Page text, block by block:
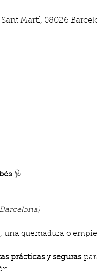
Martí, 08026
🩺
una quemadura o
prácticas y seguras